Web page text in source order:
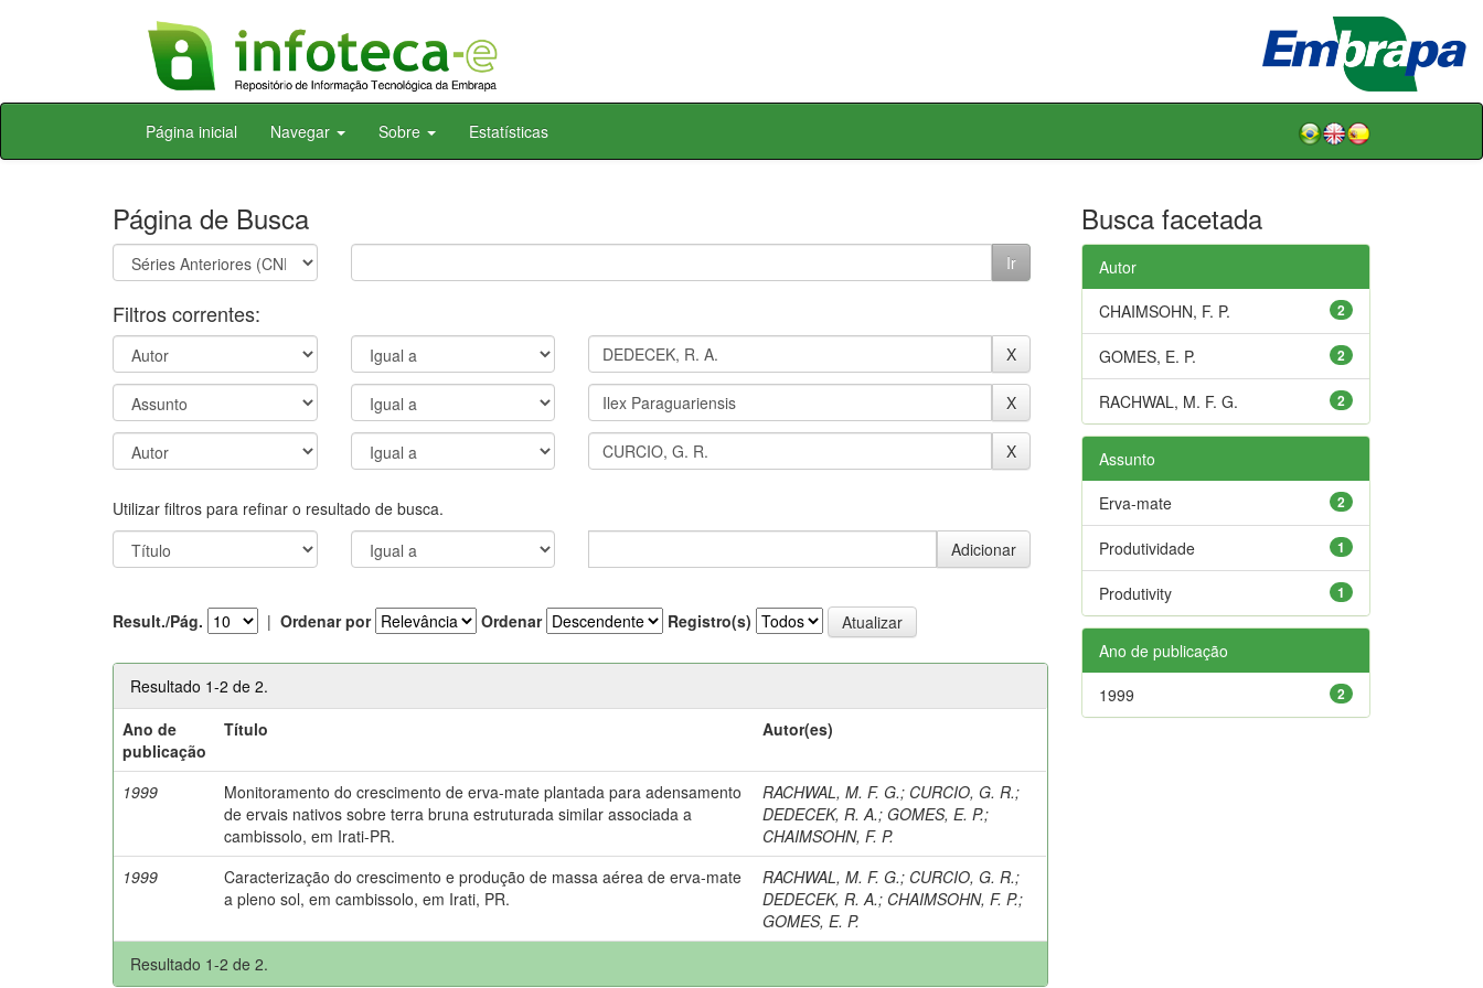
Skip
Página inicial Navegar Sobre Estatísticas
Página de Busca
Filtros correntes:
Utilizar filtros para refinar o resultado de busca.
Result./Pág. | Ordenar por Ordenar Registro(s)
Resultado 1-2 de 2.
Ano de
publicação
Título Autor(es)
1999
Monitoramento do crescimento de erva-mate plantada para adensamento
de ervais nativos sobre terra bruna estruturada similar associada a
cambissolo, em Irati-PR.
RACHWAL, M. F. G.; CURCIO, G. R.;
DEDECEK, R. A.;GOMES, E. P.;
CHAIMSOHN, F. P.
1999
Caracterização do crescimento e produção de massa aérea de erva-mate
a pleno sol, em cambissolo, em Irati, PR.
RACHWAL, M. F. G.; CURCIO, G. R.;
DEDECEK, R. A.; CHAIMSOHN, F. P.;
GOMES, E. P.
Resultado 1-2 de 2.
Busca facetada
Autor
2
CHAIMSOHN, F. P.
2
GOMES, E. P.
2
RACHWAL, M. F. G.
Assunto
2
Erva-mate
1
Produtividade
1
Produtivity
Ano de publicação
2
1999